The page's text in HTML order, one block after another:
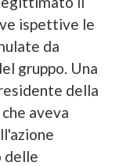
ispettive le
da
gruppo. Una
della
aveva
delle